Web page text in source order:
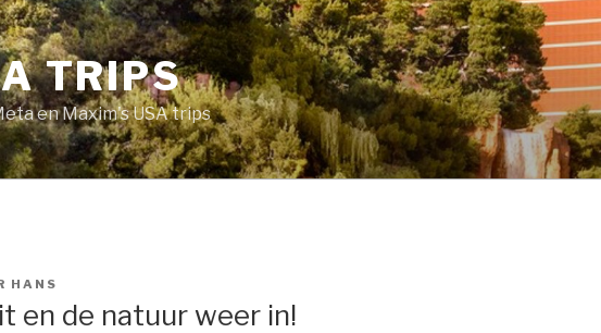
TRIPS
en Maxim's USA trips
HANS
en de natuur weer in!